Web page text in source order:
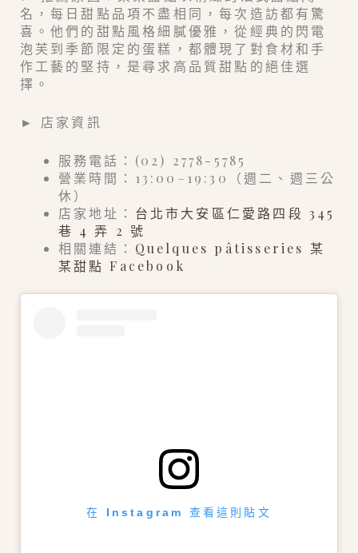
名，每日甜點品項不盡相同，每次造訪都有驚
喜。他們的甜點風格細膩優雅，從經典的閃電
泡芙到季節限定的蛋糕，都體現了對食材和手
作工藝的堅持，是尋求高品質甜點的絕佳選
擇。
► 店家資訊
服務電話：(02) 2778-5785
營業時間：13:00–19:30（週二、週三公
休）
店家地址： 台北市大安區仁愛路四段 345
巷 4 弄 2 號
相關連結： Quelques pâtisseries 某
某甜點 Facebook
在 Instagram 查看這則貼文